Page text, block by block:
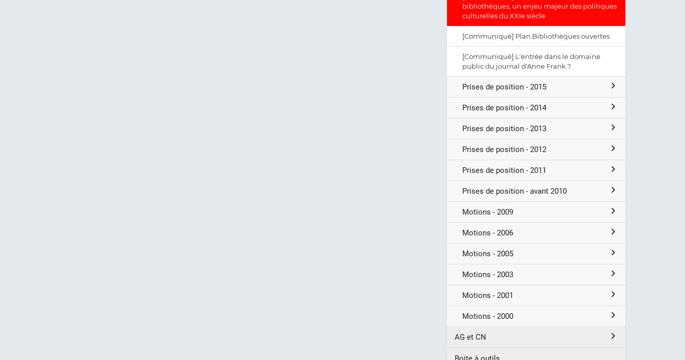
bibliothèques, un enjeu majeur des politiques
culturelles du XXIe siècle
[Communiqué] Plan Bibliothèques ouvertes
[Communiqué] L'entrée dans le domaine
public du journal d'Anne Frank ?
Prises de position - 2015
Prises de position - 2014
Prises de position - 2013
Prises de position - 2012
Prises de position - 2011
Prises de position - avant 2010
Motions - 2009
Motions - 2006
Motions - 2005
Motions - 2003
Motions - 2001
Motions - 2000
AG et CN